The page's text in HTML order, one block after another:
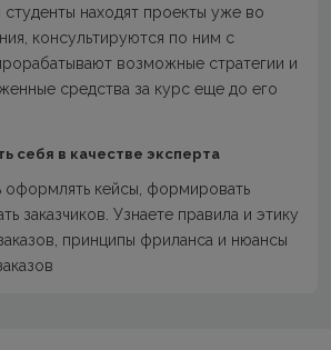
находят проекты уже во
консультируются по ним с
возможные стратегии и
средства за курс еще до его
себя в качестве эксперта
оформлять кейсы, формировать
заказчиков. Узнаете правила и этику
принципы фриланса и нюансы